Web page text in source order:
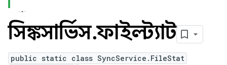
সিঙ্কসার্ভিস.ফাইলস্ট্যাট
public static class SyncService.FileStat